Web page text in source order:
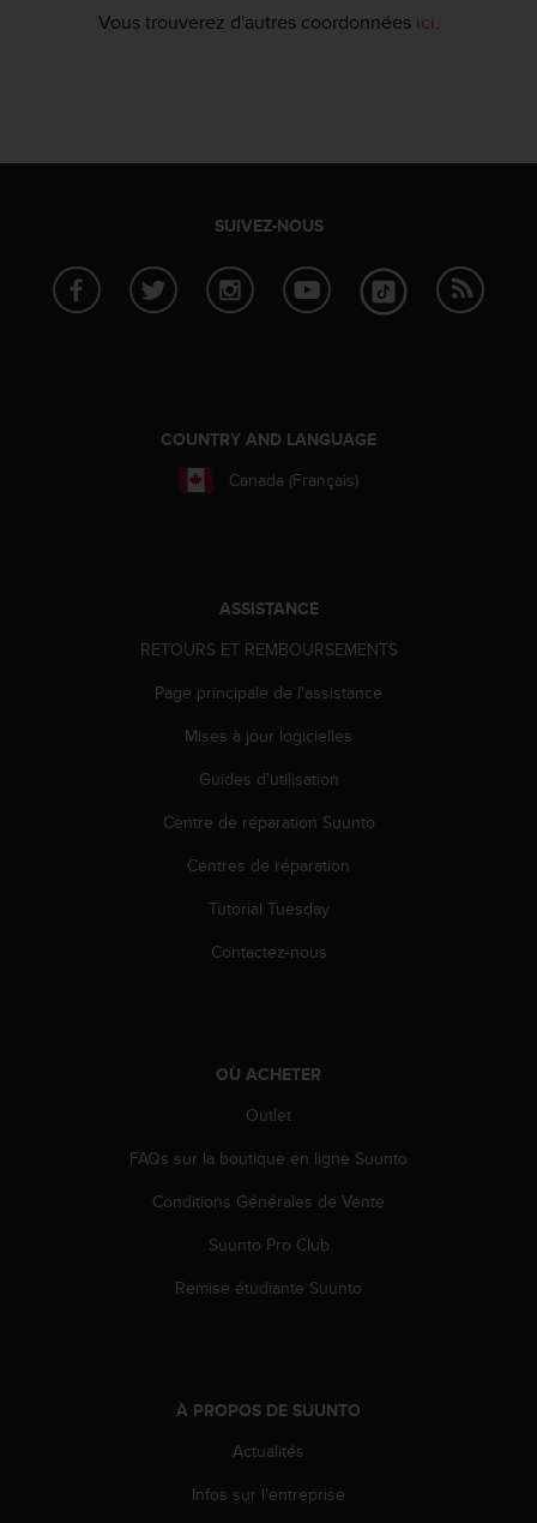
Vous trouverez d'autres coordonnées ici.
SUIVEZ-NOUS
COUNTRY AND LANGUAGE
Canada (Français)
ASSISTANCE
RETOURS ET REMBOURSEMENTS
Page principale de l'assistance
Mises à jour logicielles
Guides d'utilisation
Centre de réparation Suunto
Centres de réparation
Tutorial Tuesday
Contactez-nous
OÙ ACHETER
Outlet
FAQs sur la boutique en ligne Suunto
Conditions Générales de Vente
Suunto Pro Club
Remise étudiante Suunto
À PROPOS DE SUUNTO
Actualités
Infos sur l'entreprise